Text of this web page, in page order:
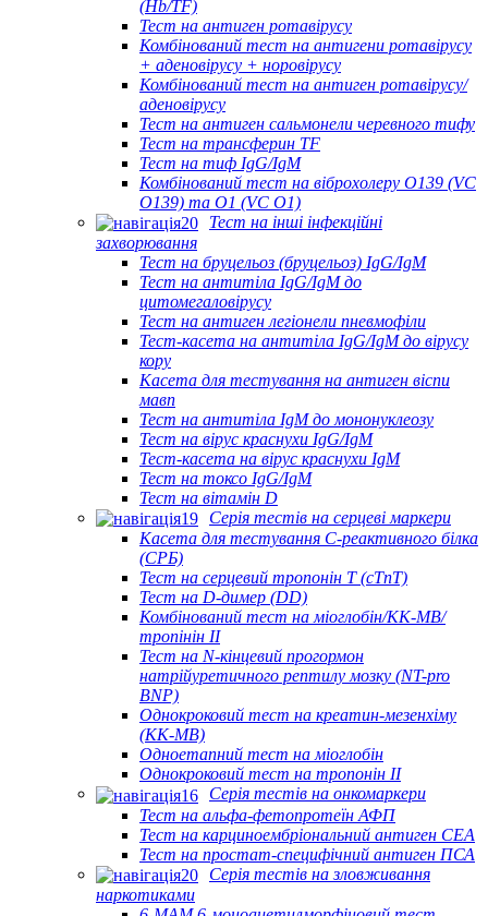
(Hb/TF)
Тест на антиген ротавірусу
Комбінований тест на антигени ротавірусу
+ аденовірусу + норовірусу
Комбінований тест на антиген ротавірусу/
аденовірусу
Тест на антиген сальмонели черевного тифу
Тест на трансферин TF
Тест на тиф IgG/IgM
Комбінований тест на віброхолеру O139 (VC
O139) та O1 (VC O1)
Тест на інші інфекційні
захворювання
Тест на бруцельоз (бруцельоз) IgG/IgM
Тест на антитіла IgG/IgM до
цитомегаловірусу
Тест на антиген легіонели пневмофіли
Тест-касета на антитіла IgG/IgM до вірусу
кору
Касета для тестування на антиген віспи
мавп
Тест на антитіла IgM до мононуклеозу
Тест на вірус краснухи IgG/IgM
Тест-касета на вірус краснухи IgM
Тест на токсо IgG/IgM
Тест на вітамін D
Серія тестів на серцеві маркери
Касета для тестування С-реактивного білка
(СРБ)
Тест на серцевий тропонін Т (cTnT)
Тест на D-димер (DD)
Комбінований тест на міоглобін/КК-МВ/
тропінін II
Тест на N-кінцевий прогормон
натрійуретичного рептилу мозку (NT-pro
BNP)
Однокроковий тест на креатин-мезенхіму
(КК-МВ)
Одноетапний тест на міоглобін
Однокроковий тест на тропонін II
Серія тестів на онкомаркери
Тест на альфа-фетопротеїн АФП
Тест на карциноембріональний антиген CEA
Тест на простат-специфічний антиген ПСА
Серія тестів на зловживання
наркотиками